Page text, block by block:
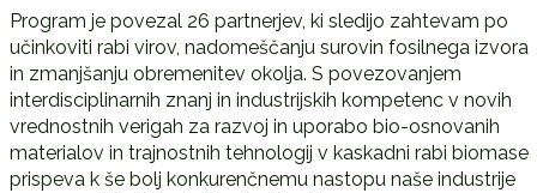
Program je povezal 26 partnerjev, ki sledijo zahtevam po
učinkoviti rabi virov, nadomeščanju surovin fosilnega izvora
in zmanjšanju obremenitev okolja. S povezovanjem
interdisciplinarnih znanj in industrijskih kompetenc v novih
vrednostnih verigah za razvoj in uporabo bio-osnovanih
materialov in trajnostnih tehnologij v kaskadni rabi biomase
prispeva k še bolj konkurenčnemu nastopu naše industrije